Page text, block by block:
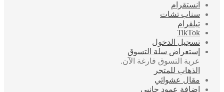
انستقرام
سناب تشات
تيلقرام
‫TikTok
تسجيل الدخول
إستعراض سلة التسوق
عربة التسوق فارغة الآن.
الذهاب للمتجر
مقال عشوائي
إضافة عمود جانبي